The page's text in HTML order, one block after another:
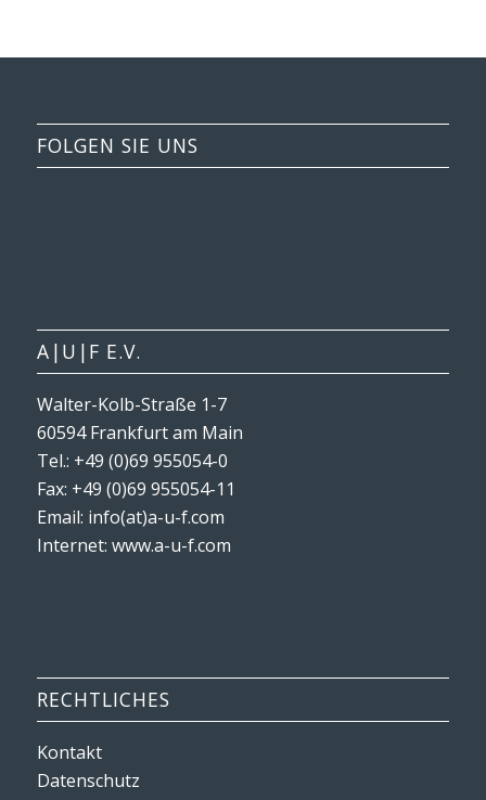
FOLGEN SIE UNS
A|U|F E.V.
Walter-Kolb-Straße 1-7
60594 Frankfurt am Main
Tel.: +49 (0)69 955054-0
Fax: +49 (0)69 955054-11
Email: info(at)a-u-f.com
Internet: www.a-u-f.com
RECHTLICHES
Kontakt
Datenschutz